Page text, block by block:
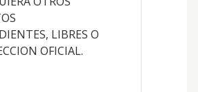
LIBRES O
OFICIAL.